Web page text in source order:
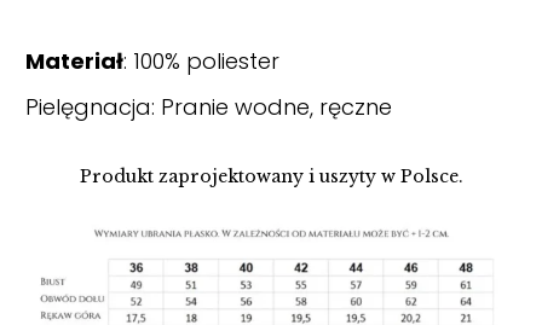
Materiał: 100% poliester
Pielęgnacja: Pranie wodne, ręczne
Produkt zaprojektowany i uszyty w Polsce.